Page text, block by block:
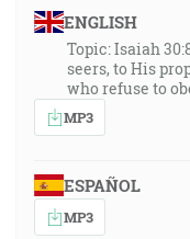
ENGLISH
Topic: Isaiah
seers, to His
who refuse to
MP3
ESPAÑOL
MP3